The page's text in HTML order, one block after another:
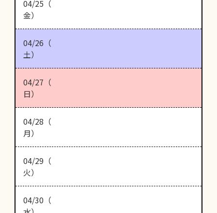
04/25（
金）
04/26（
土）
04/27（
日）
04/28（
月）
04/29（
火）
04/30（